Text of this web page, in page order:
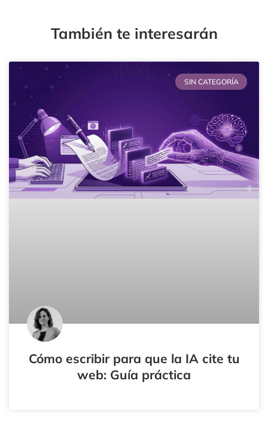
También te interesarán
SIN CATEGORÍA
Cómo escribir para que la IA cite tu
web: Guía práctica